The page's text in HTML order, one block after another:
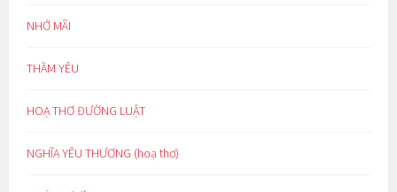
NHỚ MÃI
THẦM YÊU
HOẠ THƠ ĐƯỜNG LUẬT
NGHĨA YÊU THƯƠNG (hoạ thơ)